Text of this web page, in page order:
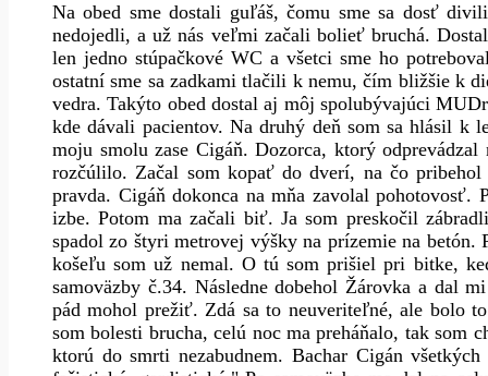
Na obed sme dostali guľáš, čomu sme sa dosť
nedojedli, a už nás veľmi začali bolieť bruchá.
len jedno stúpačkové WC a všetci sme ho
ostatní sme sa zadkami tlačili k nemu, čím bližšie k
vedra. Takýto obed dostal aj môj spolubývajúci
kde dávali pacientov. Na druhý deň som sa hlásil k
moju smolu zase Cigáň. Dozorca, ktorý
rozčúlilo. Začal som kopať do dverí, na čo
pravda. Cigáň dokonca na mňa zavolal
izbe. Potom ma začali biť. Ja som preskočil
spadol zo štyri metrovej výšky na prízemie na
košeľu som už nemal. O tú som prišiel pri bitke,
samoväzby č.34. Následne dobehol Žárovka a dal
pád mohol prežiť. Zdá sa to neuveriteľné, ale bolo
som bolesti brucha, celú noc ma preháňalo, tak
ktorú do smrti nezabudnem. Bachar Cigán